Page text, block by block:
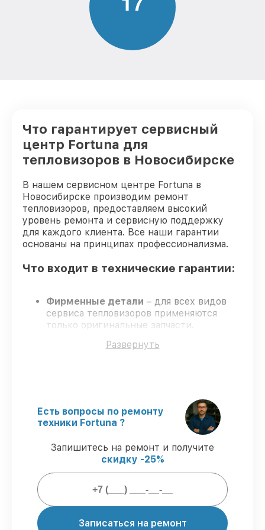
тепловизора Fortuna
Ремонт Wi-Fi тепловизора Fortuna
Ремонт разъема тепловизора Fortuna
Что гарантирует сервисный
центр Fortuna для
тепловизоров в Новосибирске
В нашем сервисном центре Fortuna в
Новосибирске производим ремонт
тепловизоров, предоставляем высокий
уровень ремонта и сервисную поддержку
для каждого клиента. Все наши гарантии
основаны на принципах профессионализма.
Что входит в технические гарантии:
Фирменные детали – для всех видов
сервиса тепловизоров применяются
только оригинальные запчасти.
обучение и сертификация подтверждают
Гарантийное обслуживание
– сервис
проводится с соблюдением гарантийных
Гарантии сервиса на обслуживание
тепловизоров:
запчастей имеются в наличии,
Развернуть
Есть вопросы по ремонту
техники Fortuna ?
Запишитесь на ремонт и получите
скидку -25%
Записаться на ремонт